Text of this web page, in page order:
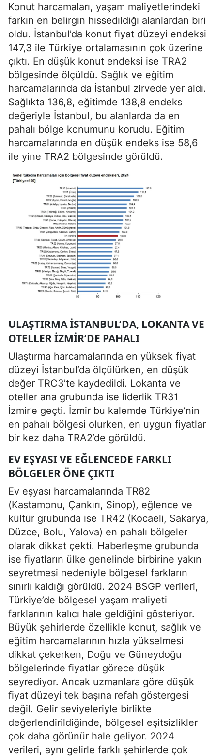
Konut harcamaları, yaşam maliyetlerindeki
farkın en belirgin hissedildiği alanlardan biri
oldu. İstanbul’da konut fiyat düzeyi endeksi
147,3 ile Türkiye ortalamasının çok üzerine
çıktı. En düşük konut endeksi ise TRA2
bölgesinde ölçüldü. Sağlık ve eğitim
harcamalarında da İstanbul zirvede yer aldı.
Sağlıkta 136,8, eğitimde 138,8 endeks
değeriyle İstanbul, bu alanlarda da en
pahalı bölge konumunu korudu. Eğitim
harcamalarında en düşük endeks ise 58,6
ile yine TRA2 bölgesinde görüldü.
ULAŞTIRMA İSTANBUL’DA, LOKANTA VE
OTELLER İZMIR’DE PAHALI
Ulaştırma harcamalarında en yüksek fiyat
düzeyi İstanbul’da ölçülürken, en düşük
değer TRC3’te kaydedildi. Lokanta ve
oteller ana grubunda ise liderlik TR31
İzmir’e geçti. İzmir bu kalemde Türkiye’nin
en pahalı bölgesi olurken, en uygun fiyatlar
bir kez daha TRA2’de görüldü.
EV EŞYASI VE EĞLENCEDE FARKLI
BÖLGELER ÖNE ÇIKTI
Ev eşyası harcamalarında TR82
(Kastamonu, Çankırı, Sinop), eğlence ve
kültür grubunda ise TR42 (Kocaeli, Sakarya,
Düzce, Bolu, Yalova) en pahalı bölgeler
olarak dikkat çekti. Haberleşme grubunda
ise fiyatların ülke genelinde birbirine yakın
seyretmesi nedeniyle bölgesel farkların
sınırlı kaldığı görüldü. 2024 BSGP verileri,
Türkiye’de bölgesel yaşam maliyeti
farklarının kalıcı hale geldiğini gösteriyor.
Büyük şehirlerde özellikle konut, sağlık ve
eğitim harcamalarının hızla yükselmesi
dikkat çekerken, Doğu ve Güneydoğu
bölgelerinde fiyatlar görece düşük
seyrediyor. Ancak uzmanlara göre düşük
fiyat düzeyi tek başına refah göstergesi
değil. Gelir seviyeleriyle birlikte
değerlendirildiğinde, bölgesel eşitsizlikler
çok daha görünür hale geliyor. 2024
verileri, aynı gelirle farklı şehirlerde çok